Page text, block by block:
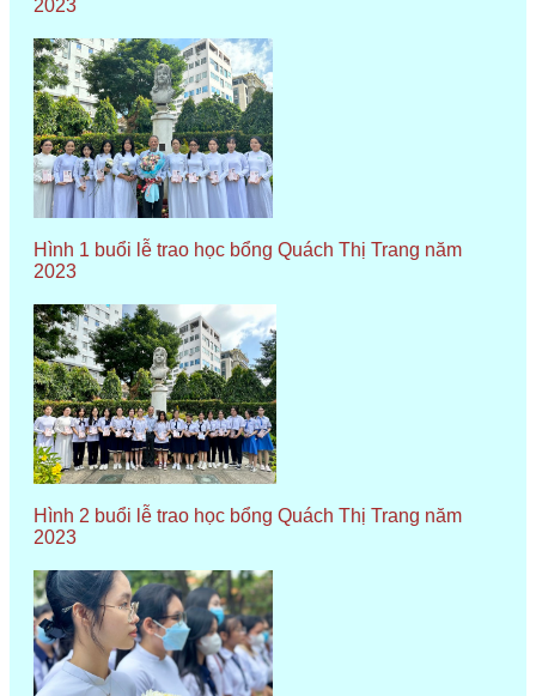
2023
Hình 1 buổi lễ trao học bổng Quách Thị Trang năm
2023
Hình 2 buổi lễ trao học bổng Quách Thị Trang năm
2023